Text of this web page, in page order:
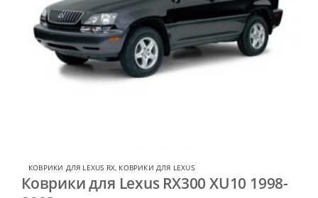
КОВРИКИ ДЛЯ LEXUS RX КОВРИКИ ДЛЯ LEXUS
Коврики для Lexus RX300 XU10 1998-